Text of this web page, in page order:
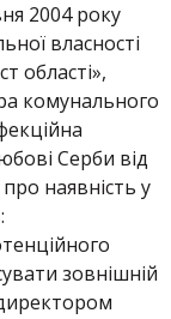
2004 року
власності
області»,
комунального
Серби від
наявність у
зовнішній